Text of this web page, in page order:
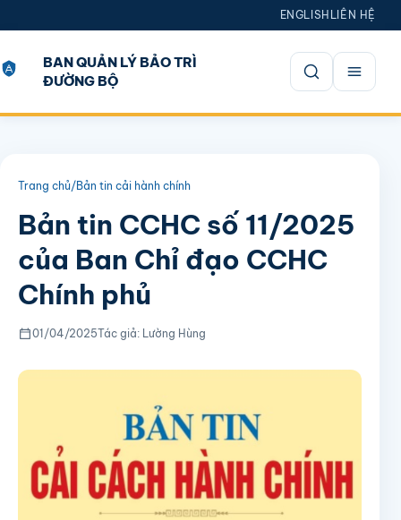
ENGLISH LIÊN HỆ
BAN QUẢN LÝ BẢO TRÌ
ĐƯỜNG BỘ
Mở tìm kiếm
Trang chủ/Bản tin cải hành chính
Bản tin CCHC số 11/2025
của Ban Chỉ đạo CCHC
Chính phủ
01/04/2025Tác giả: Lường Hùng